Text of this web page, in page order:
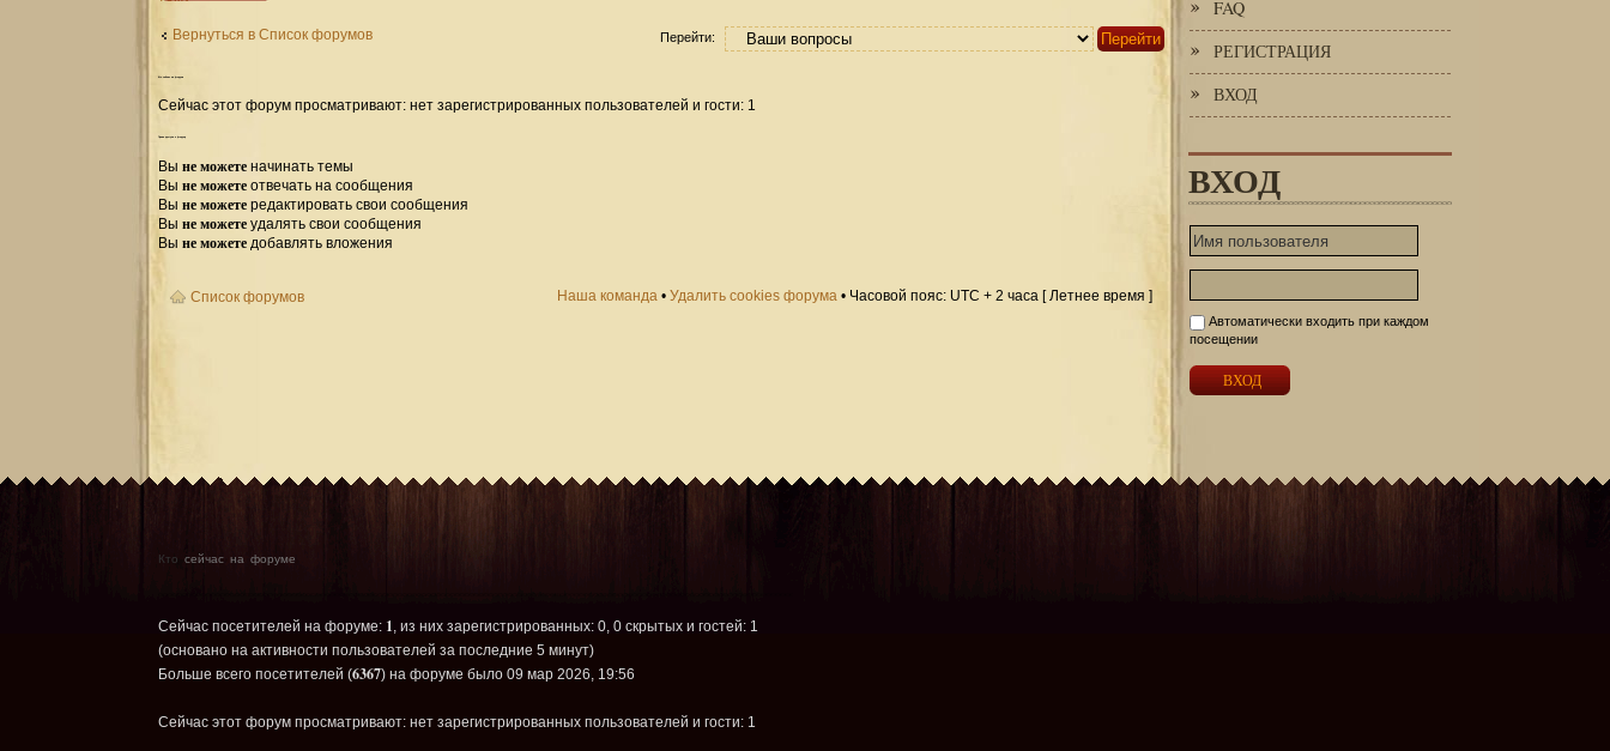
Вернуться в Список форумов Перейти:
Кто сейчас на форуме
Сейчас этот форум просматривают: нет зарегистрированных пользователей и гости: 1
Права доступа к форуму
Вы не можете начинать темы
Вы не можете отвечать на сообщения
Вы не можете редактировать свои сообщения
Вы не можете удалять свои сообщения
Вы не можете добавлять вложения
Список форумов Наша команда • Удалить cookies форума • Часовой пояс: UTC + 2 часа [ Летнее время ]
FAQ
РЕГИСТРАЦИЯ
ВХОД
ВХОД
Автоматически входить при каждом
посещении
Кто сейчас на форуме
Сейчас посетителей на форуме: 1, из них зарегистрированных: 0, 0 скрытых и гостей: 1
(основано на активности пользователей за последние 5 минут)
Больше всего посетителей (6367) на форуме было 09 мар 2026, 19:56
Сейчас этот форум просматривают: нет зарегистрированных пользователей и гости: 1